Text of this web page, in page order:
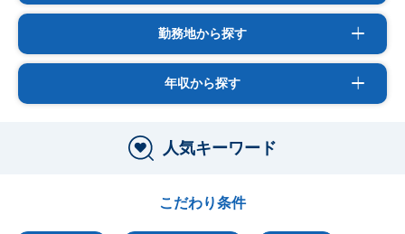
勤務地から探す
年収から探す
人気キーワード
こだわり条件